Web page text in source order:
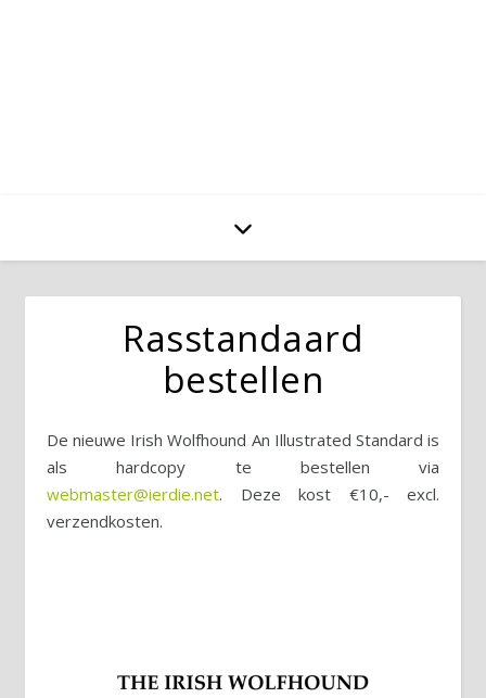
Rasstandaard
bestellen
De nieuwe Irish Wolfhound An Illustrated Standard is
als hardcopy te bestellen via
webmaster@ierdie.net. Deze kost €10,- excl.
verzendkosten.